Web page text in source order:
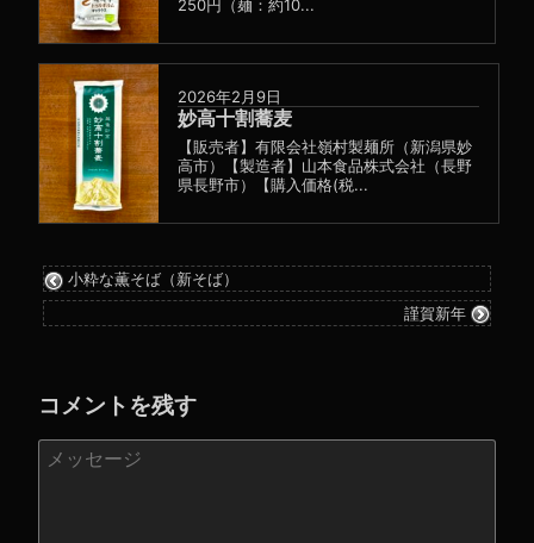
250円（麺：約10...
2026年2月9日
妙高十割蕎麦
【販売者】有限会社嶺村製麺所（新潟県妙
高市）【製造者】山本食品株式会社（長野
県長野市）【購入価格(税...
小粋な薫そば（新そば）
謹賀新年
コメントを残す